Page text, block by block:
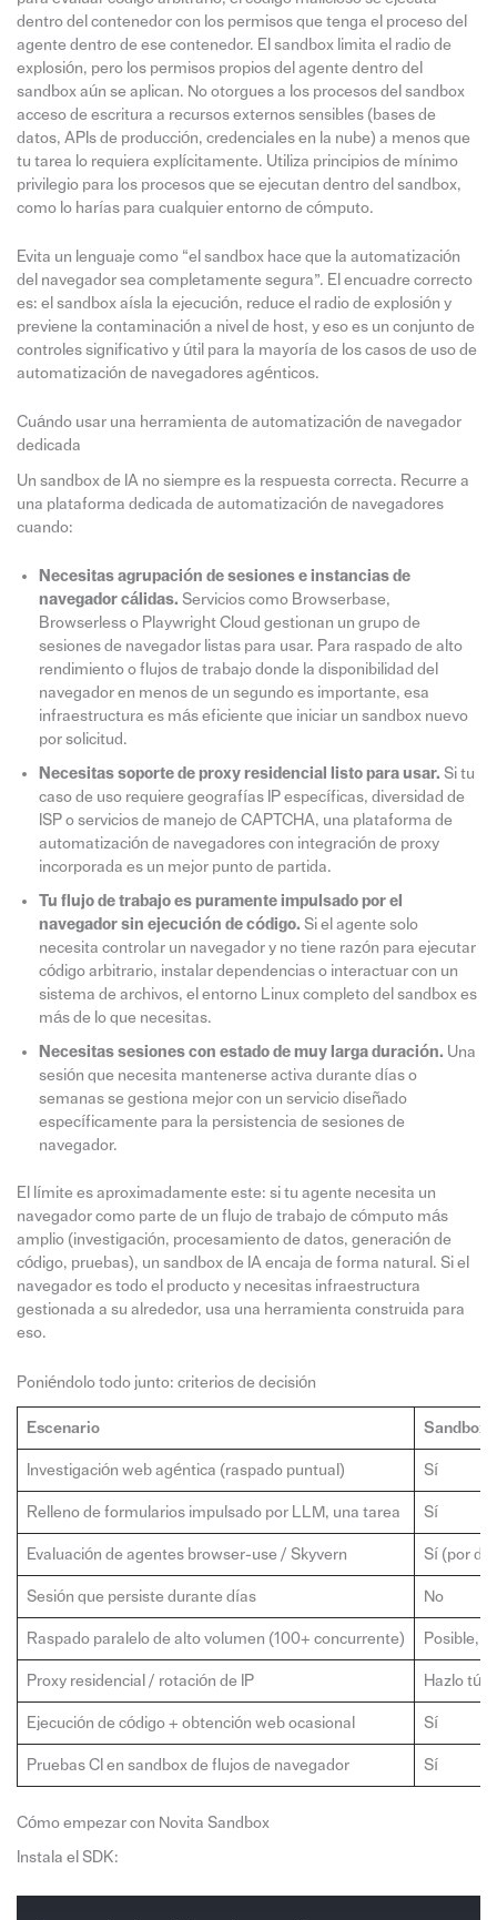
dentro del contenedor con los permisos que tenga el proceso del
agente dentro de ese contenedor. El sandbox limita el radio de
explosión, pero los permisos propios del agente dentro del
sandbox aún se aplican. No otorgues a los procesos del sandbox
acceso de escritura a recursos externos sensibles (bases de
datos, APIs de producción, credenciales en la nube) a menos que
tu tarea lo requiera explícitamente. Utiliza principios de mínimo
privilegio para los procesos que se ejecutan dentro del sandbox,
como lo harías para cualquier entorno de cómputo.
Evita un lenguaje como “el sandbox hace que la automatización
del navegador sea completamente segura”. El encuadre correcto
es: el sandbox aísla la ejecución, reduce el radio de explosión y
previene la contaminación a nivel de host, y eso es un conjunto de
controles significativo y útil para la mayoría de los casos de uso de
automatización de navegadores agénticos.
Cuándo usar una herramienta de automatización de navegador
dedicada
Un sandbox de IA no siempre es la respuesta correcta. Recurre a
una plataforma dedicada de automatización de navegadores
cuando:
Necesitas agrupación de sesiones e instancias de
navegador cálidas. Servicios como Browserbase,
Browserless o Playwright Cloud gestionan un grupo de
sesiones de navegador listas para usar. Para raspado de alto
rendimiento o flujos de trabajo donde la disponibilidad del
navegador en menos de un segundo es importante, esa
infraestructura es más eficiente que iniciar un sandbox nuevo
por solicitud.
Necesitas soporte de proxy residencial listo para usar. Si tu
caso de uso requiere geografías IP específicas, diversidad de
ISP o servicios de manejo de CAPTCHA, una plataforma de
automatización de navegadores con integración de proxy
incorporada es un mejor punto de partida.
Tu flujo de trabajo es puramente impulsado por el
navegador sin ejecución de código. Si el agente solo
necesita controlar un navegador y no tiene razón para ejecutar
código arbitrario, instalar dependencias o interactuar con un
sistema de archivos, el entorno Linux completo del sandbox es
más de lo que necesitas.
Necesitas sesiones con estado de muy larga duración. Una
sesión que necesita mantenerse activa durante días o
semanas se gestiona mejor con un servicio diseñado
específicamente para la persistencia de sesiones de
navegador.
El límite es aproximadamente este: si tu agente necesita un
navegador como parte de un flujo de trabajo de cómputo más
amplio (investigación, procesamiento de datos, generación de
código, pruebas), un sandbox de IA encaja de forma natural. Si el
navegador es todo el producto y necesitas infraestructura
gestionada a su alrededor, usa una herramienta construida para
eso.
Poniéndolo todo junto: criterios de decisión
Escenario Sandbox
Investigación web agéntica (raspado puntual) Sí
Relleno de formularios impulsado por LLM, una tarea Sí
Evaluación de agentes browser-use / Skyvern Sí (por
Sesión que persiste durante días No
Raspado paralelo de alto volumen (100+ concurrente) Posible,
Proxy residencial / rotación de IP Hazlo tú
Ejecución de código + obtención web ocasional Sí
Pruebas CI en sandbox de flujos de navegador Sí
Cómo empezar con Novita Sandbox
Instala el SDK: